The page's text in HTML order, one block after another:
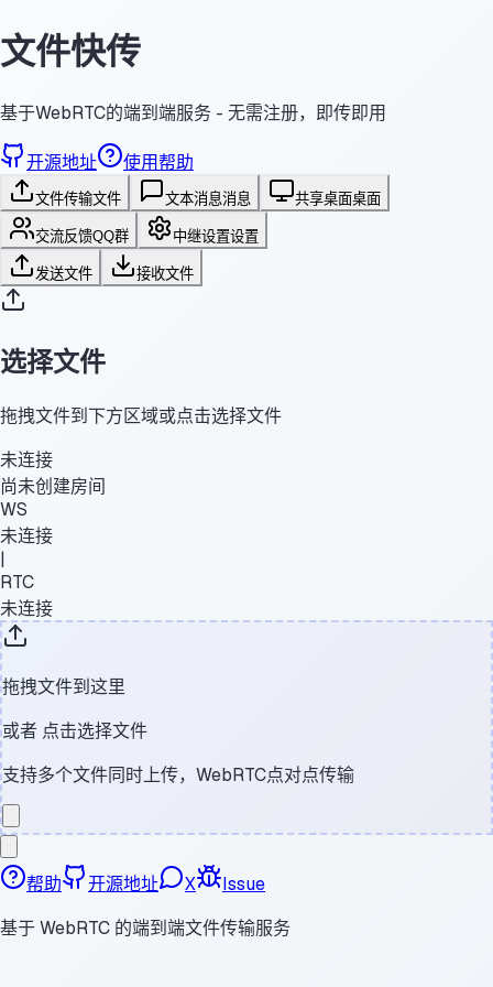
文件快传
基于WebRTC的端到端服务 - 无需注册，即传即用
开源地址 使用帮助
文件传输文件 文本消息消息 共享桌面桌面
交流反馈QQ群 中继设置设置
发送文件 接收文件
选择文件
拖拽文件到下方区域或点击选择文件
未连接
尚未创建房间
WS
未连接
|
RTC
未连接
拖拽文件到这里
或者 点击选择文件
支持多个文件同时上传，WebRTC点对点传输
帮助 开源地址 X
Issue
基于 WebRTC 的端到端文件传输服务